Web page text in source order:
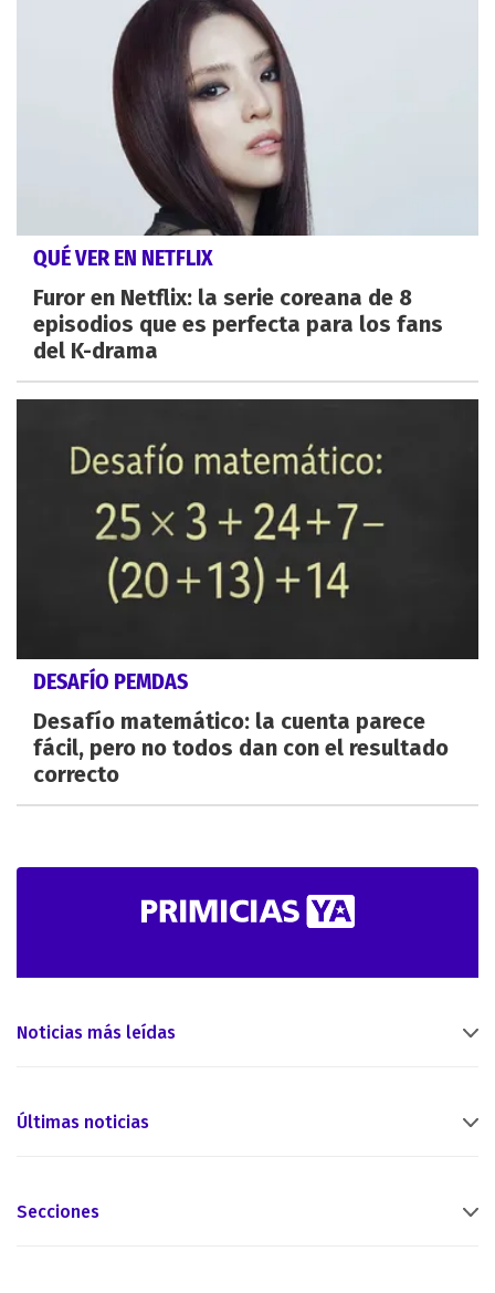
QUÉ VER EN NETFLIX
Furor en Netflix: la serie coreana de 8
episodios que es perfecta para los fans
del K-drama
DESAFÍO PEMDAS
Desafío matemático: la cuenta parece
fácil, pero no todos dan con el resultado
correcto
Noticias más leídas
Últimas noticias
Secciones